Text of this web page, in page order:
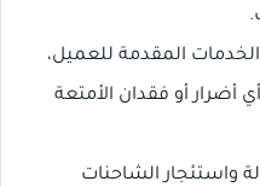
المقدمة للعميل،
أضرار أو فقدان الأمتعة
واستئجار الشاحنات